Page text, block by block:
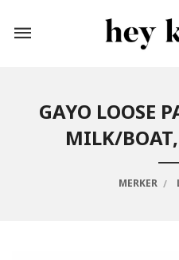
innholdet
GAYO LOOSE
MILK/
MERKER